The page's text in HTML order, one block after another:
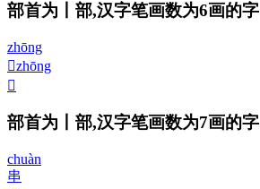
部首为丨部,汉字笔画数为6画的字
zhōng
𠁦zhōng
𠁧
部首为丨部,汉字笔画数为7画的字
chuàn
串